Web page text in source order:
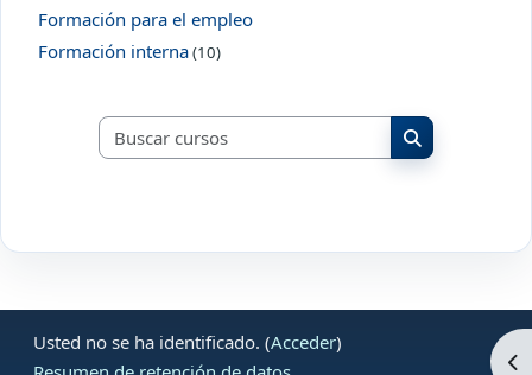
Formación para el empleo
Formación interna(10)
Buscar cursos
Buscar cursos
Usted no se ha identificado. (Acceder)